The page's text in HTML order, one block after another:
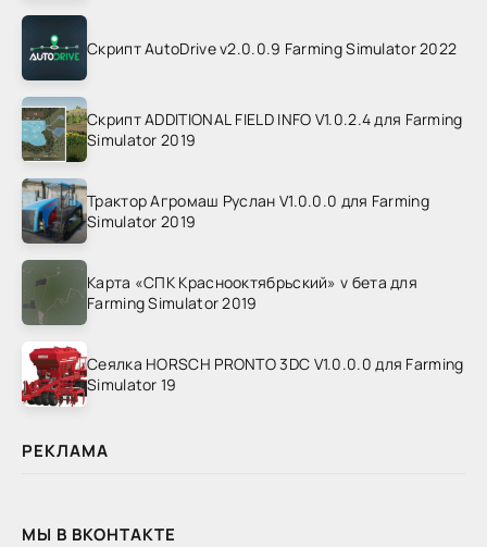
Скрипт AutoDrive v2.0.0.9 Farming Simulator 2022
Скрипт ADDITIONAL FIELD INFO V1.0.2.4 для Farming
Simulator 2019
Трактор Агромаш Руслан V1.0.0.0 для Farming
Simulator 2019
Карта «СПК Краснооктябрьский» v бета для
Farming Simulator 2019
Сеялка HORSCH PRONTO 3DC V1.0.0.0 для Farming
Simulator 19
РЕКЛАМА
МЫ В ВКОНТАКТЕ